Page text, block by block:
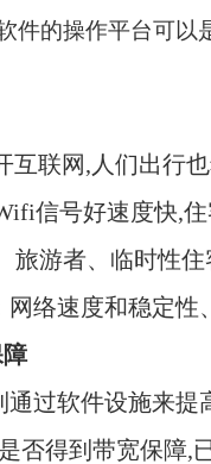
件的操作平台可以
互联网, 人们出行
信号好速度快,
旅游者、临时性住
络速度和稳定性
过软件设施来提
否得到带宽保障,